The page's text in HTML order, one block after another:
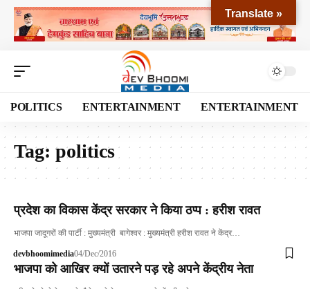
POLITICS ENTERTAINMENT ENTERTAINMENT
Tag: politics
प्रदेश का विकास केंद्र सरकार ने किया ठप्प : हरीश रावत
भाजपा जादूगरों की पार्टी : मुख्यमंत्री बागेश्वर : मुख्यमंत्री हरीश रावत ने केंद्र…
devbhoomimedia04/Dec/2016
भाजपा को आखिर क्यों उतारने पड़ रहे अपने केंद्रीय नेता
Translate »